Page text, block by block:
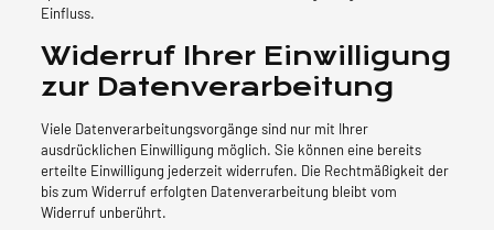
Einfluss.
Widerruf Ihrer Einwilligung
zur Datenverarbeitung
Viele Datenverarbeitungsvorgänge sind nur mit Ihrer
ausdrücklichen Einwilligung möglich. Sie können eine bereits
erteilte Einwilligung jederzeit widerrufen. Die Rechtmäßigkeit der
bis zum Widerruf erfolgten Datenverarbeitung bleibt vom
Widerruf unberührt.